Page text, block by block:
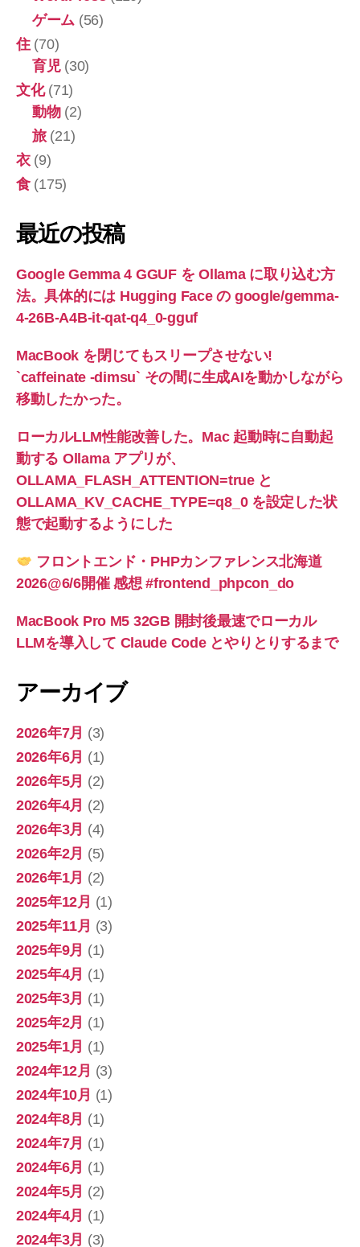
ゲーム (56)
住(70)
育児(30)
文化(71)
動物(2)
旅(21)
衣(9)
食(175)
最近の投稿
Google Gemma 4 GGUF を Ollama に取り込む方
法。具体的には Hugging Face の google/gemma-
4-26B-A4B-it-qat-q4_0-gguf
MacBook を閉じてもスリープさせない!
`caffeinate -dimsu` その間に生成AIを動かしながら
移動したかった。
ローカルLLM性能改善した。Mac 起動時に自動起
動する Ollama アプリが、
OLLAMA_FLASH_ATTENTION=true と
OLLAMA_KV_CACHE_TYPE=q8_0 を設定した状
態で起動するようにした
フロントエンド・PHPカンファレンス北海道
2026@6/6開催 感想 #frontend_phpcon_do
MacBook Pro M5 32GB 開封後最速でローカル
LLMを導入して Claude Code とやりとりするまで
アーカイブ
2026年7月 (3)
2026年6月 (1)
2026年5月 (2)
2026年4月 (2)
2026年3月 (4)
2026年2月 (5)
2026年1月 (2)
2025年12月 (1)
2025年11月 (3)
2025年9月 (1)
2025年4月 (1)
2025年3月 (1)
2025年2月 (1)
2025年1月 (1)
2024年12月 (3)
2024年10月 (1)
2024年8月 (1)
2024年7月 (1)
2024年6月 (1)
2024年5月 (2)
2024年4月 (1)
2024年3月 (3)